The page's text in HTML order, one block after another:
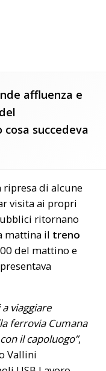
affluenza e
succedeva
ripresa di alcune
visita ai propri
ritornano
mattina il treno
del mattino e
viaggiare
ferrovia Cumana
il capoluogo”,
Vallini